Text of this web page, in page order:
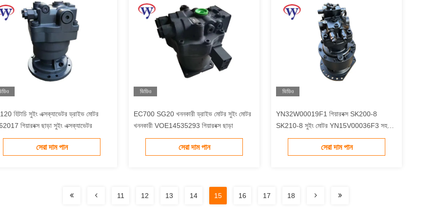
হিটাচি সুইং এক্সক্যাভেটর ড্রাইভ মোটর
গিয়ারবক্স ছাড়া সুইং এক্সক্যাভেটর
সেরা দাম পান
ভিডিও
EC700 SG20 খননকারী ড্রাইভ মোটর সুইং মোটর
খননকারী VOE14535293 গিয়ারবক্স ছাড়া
সেরা দাম পান
ভিডিও
YN32W00019F1 গিয়ারবক্স SK200-8
SK210-8 সুইং মোটর YN15V00036F3 সহ
এক্সক্যাভেটর ড্রাইভ মোটর
সেরা দাম পান
11 12 13 14 15 16 17 18